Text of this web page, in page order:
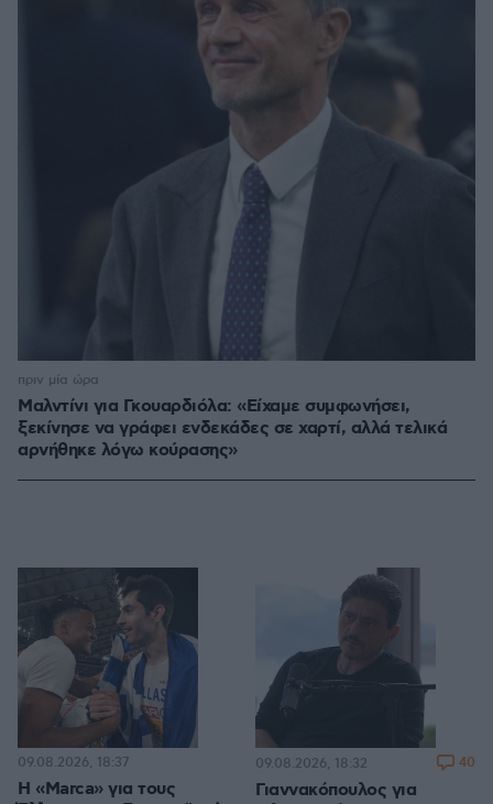
Μαλντίνι για Γκουαρδιόλα: «Είχαμε συμφωνήσει,
ξεκίνησε να γράφει ενδεκάδες σε χαρτί, αλλά τελικά
αρνήθηκε λόγω κούρασης»
πριν μία ώρα
Η «Marca» για τους
09.08.2026, 18:37
Γιαννακόπουλος για
09.08.2026, 18:32 40